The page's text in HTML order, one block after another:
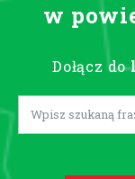
w
Dołącz do
Lorem ipsum